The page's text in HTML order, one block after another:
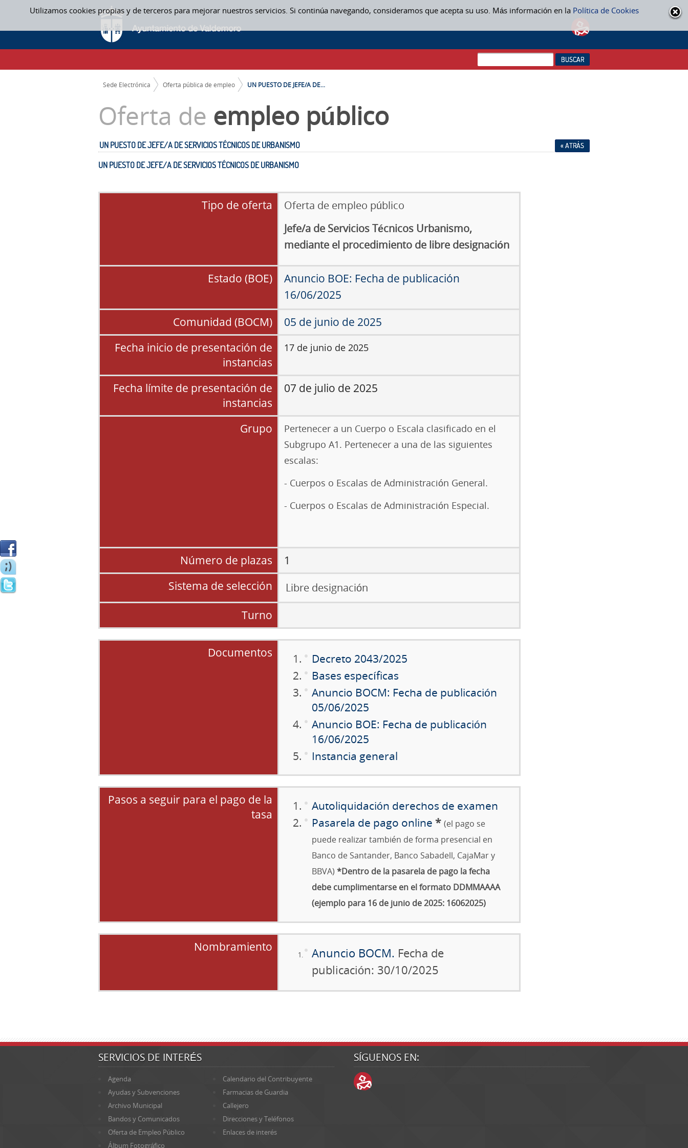
Utilizamos cookies propias y de terceros para mejorar nuestros servicios. Si continúa navegando, consideramos que acepta su uso. Más información en la Política de Cookies
Saltar al contenido
UN PUESTO DE JEFE/A DE SERVICIOS TÉCNICOS DE URBANISMO - OFERTA PÚBLICA DE EMPLEO
CAMINO DE MIGAS
Sede Electrónica Oferta pública de empleo UN PUESTO DE JEFE/A DE...
Oferta de empleo público
« ATRÁS
UN PUESTO DE JEFE/A DE SERVICIOS TÉCNICOS DE URBANISMO
UN PUESTO DE JEFE/A DE SERVICIOS TÉCNICOS DE URBANISMO
Tipo de oferta
Oferta de empleo público
Jefe/a de Servicios Técnicos Urbanismo,
mediante el procedimiento de libre designación
Estado (BOE)
Anuncio BOE: Fecha de publicación
16/06/2025
Comunidad (BOCM)
05 de junio de 2025
Fecha inicio de presentación de
instancias
17 de junio de 2025
Fecha límite de presentación de
instancias
07 de julio de 2025
Grupo
Pertenecer a un Cuerpo o Escala clasificado en el
Subgrupo A1. Pertenecer a una de las siguientes
escalas:
- Cuerpos o Escalas de Administración General.
- Cuerpos o Escalas de Administración Especial.
Número de plazas
1
Sistema de selección
Libre designación
Turno
Documentos
Decreto 2043/2025
Bases específicas
Anuncio BOCM: Fecha de publicación
05/06/2025
Anuncio BOE: Fecha de publicación
16/06/2025
Instancia general
Pasos a seguir para el pago de la
tasa
Autoliquidación derechos de examen
Pasarela de pago online * (el pago se
puede realizar también de forma presencial en
Banco de Santander, Banco Sabadell, CajaMar y
BBVA) *Dentro de la pasarela de pago la fecha
debe cumplimentarse en el formato DDMMAAAA
(ejemplo para 16 de junio de 2025: 16062025)
Nombramiento Anuncio BOCM. Fecha de
publicación: 30/10/2025
SERVICIOS DE INTERÉS
Agenda
Calendario del Contribuyente
Ayudas y Subvenciones
Farmacias de Guardia
Archivo Municipal
Callejero
Bandos y Comunicados
Direcciones y Teléfonos
Oferta de Empleo Público
Enlaces de interés
Álbum Fotográfico
SÍGUENOS EN: